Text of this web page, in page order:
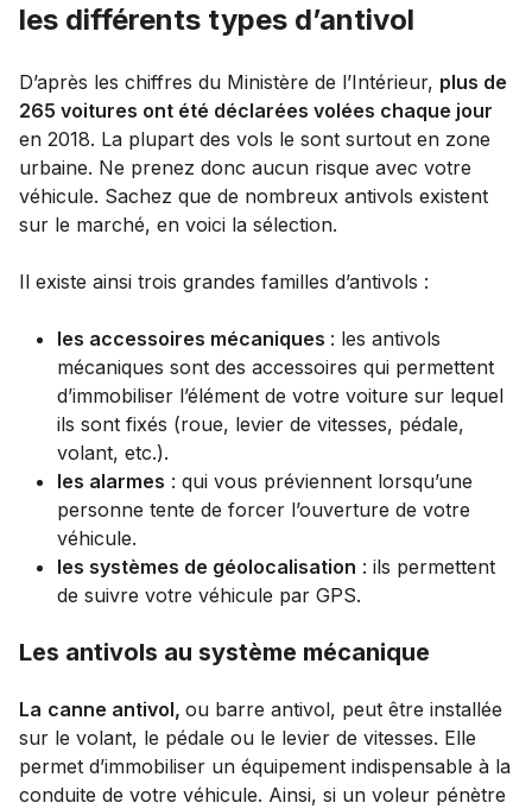
les différents types d’antivol
D’après les chiffres du Ministère de l’Intérieur, plus de
265 voitures ont été déclarées volées chaque jour
en 2018. La plupart des vols le sont surtout en zone
urbaine. Ne prenez donc aucun risque avec votre
véhicule. Sachez que de nombreux antivols existent
sur le marché, en voici la sélection.
Il existe ainsi trois grandes familles d’antivols :
les accessoires mécaniques : les antivols
mécaniques sont des accessoires qui permettent
d’immobiliser l’élément de votre voiture sur lequel
ils sont fixés (roue, levier de vitesses, pédale,
volant, etc.).
les alarmes : qui vous préviennent lorsqu’une
personne tente de forcer l’ouverture de votre
véhicule.
les systèmes de géolocalisation : ils permettent
de suivre votre véhicule par GPS.
Les antivols au système mécanique
La canne antivol, ou barre antivol, peut être installée
sur le volant, le pédale ou le levier de vitesses. Elle
permet d’immobiliser un équipement indispensable à la
conduite de votre véhicule. Ainsi, si un voleur pénètre